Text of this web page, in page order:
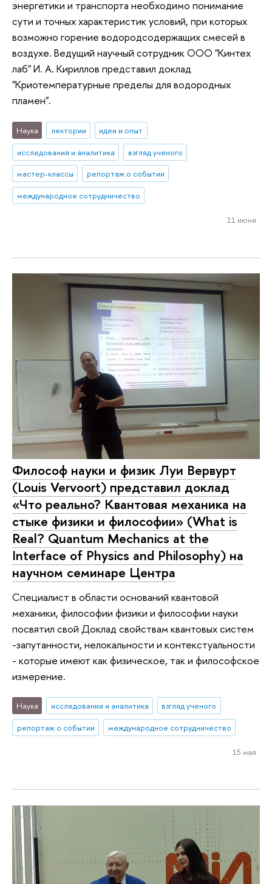
энергетики и транспорта необходимо понимание
сути и точных характеристик условий, при которых
возможно горение водородсодержащих смесей в
воздухе. Ведущий научный сотрудник ООО "Кинтех
лаб" И. А. Кириллов представил доклад
"Криотемпературные пределы для водородных
пламен".
Наука лектории
идеи и опыт
исследования и аналитика
взгляд ученого
мастер-классы
репортаж о событии
международное сотрудничество
11 июня
Философ науки и физик Луи Вервурт
(Louis Vervoort) представил доклад
«Что реально? Квантовая механика на
стыке физики и философии» (What is
Real? Quantum Mechanics at the
Interface of Physics and Philosophy) на
научном семинаре Центра
Специалист в области оснований квантовой
механики, философии физики и философии науки
посвятил свой Доклад свойствам квантовых систем
-запутанности, нелокальности и контекстуальности
- которые имеют как физическое, так и философское
измерение.
Наука исследования и аналитика
взгляд ученого
репортаж о событии
международное сотрудничество
15 мая